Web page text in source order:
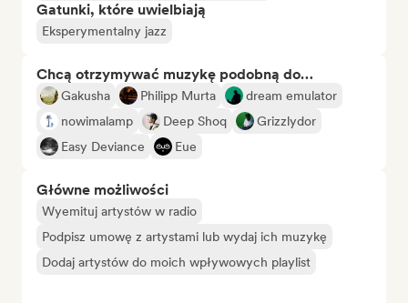
Gatunki, które uwielbiają
Eksperymentalny jazz
Chcą otrzymywać muzykę podobną do…
Gakusha Philipp Murta
dream emulator
nowimalamp
Deep Shoq
Grizzlydor
Easy Deviance
Eue
Główne możliwości
Wyemituj artystów w radio
Podpisz umowę z artystami lub wydaj ich muzykę
Dodaj artystów do moich wpływowych playlist